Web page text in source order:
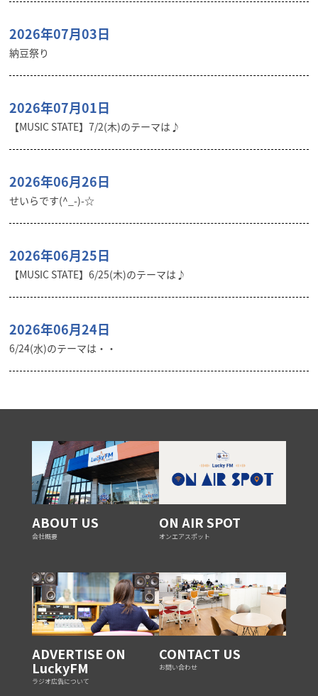
2026年07月03日
納豆祭り
2026年07月01日
【MUSIC STATE】7/2(木)のテーマは♪
2026年06月26日
せいらです(^_-)-☆
2026年06月25日
【MUSIC STATE】6/25(木)のテーマは♪
2026年06月24日
6/24(水)のテーマは・・
ABOUT US
会社概要
ON AIR SPOT
オンエアスポット
ADVERTISE ON
LuckyFM
ラジオ広告について
CONTACT US
お問い合わせ